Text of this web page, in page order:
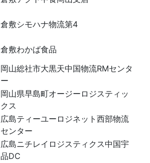
倉敷シモハナ物流第4
倉敷わかば食品
岡山総社市大黒天中国物流RMセンタ
ー
岡山県早島町オージーロジスティッ
クス
広島ティーユーロジネット西部物流
センター
広島ニチレイロジスティクス中国宇
品DC